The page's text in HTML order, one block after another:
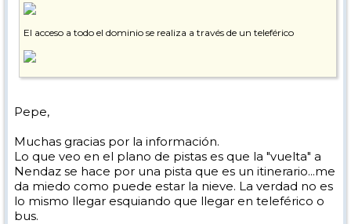
El acceso a todo el dominio se realiza a través de un teleférico
No obstane, en ocasiones la zona de Nendaz no dispone de nieve
El pueblo es muy familiar, lejos del glamour de Verbier pero muy
Pepe,
Muchas gracias por la información.
Lo que veo en el plano de pistas es que la "vuelta" a
Nendaz se hace por una pista que es un itinerario...me
da miedo como puede estar la nieve. La verdad no es
lo mismo llegar esquiando que llegar en teleférico o
bus.